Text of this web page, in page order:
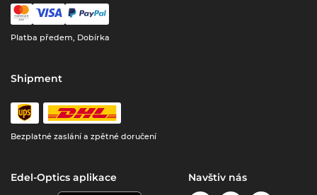
Platba předem, Dobírka
Shipment
Bezplatné zaslání a zpětné doručení
Edel-Optics aplikace Navštiv nás